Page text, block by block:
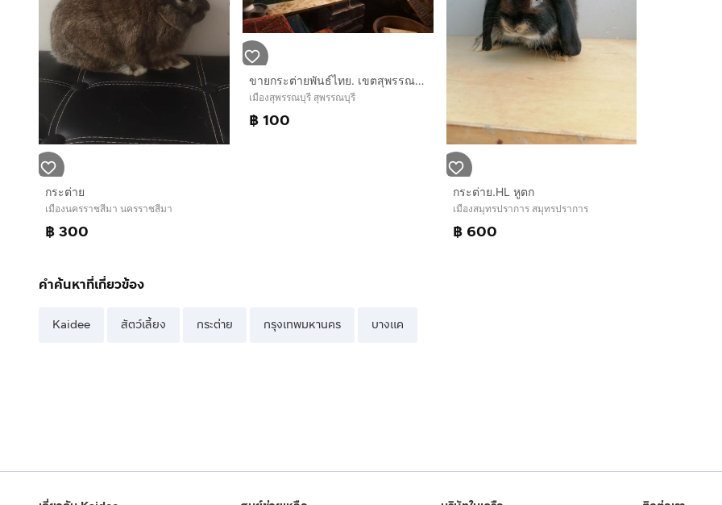
กระต่าย
เมืองนครราชสีมา นครราชสีมา
฿ 300
ขายกระต่ายพันธ์ไทย. เขตสุพรรณบุรี. คนซื้อมารับเองค่ะ
เมืองสุพรรณบุรี สุพรรณบุรี
฿ 100
กระต่าย.HL​ หูตก
เมืองสมุทรปราการ สมุทรปราการ
฿ 600
คำค้นหาที่เกี่ยวข้อง
Kaidee สัตว์เลี้ยง กระต่าย กรุงเทพมหานคร บางแค